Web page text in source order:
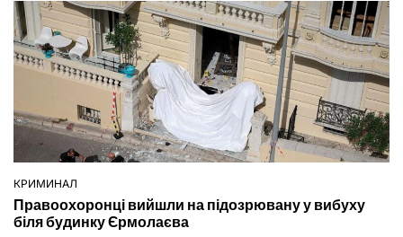
ОПУБЛІКУВАТИ
КРИМИНАЛ
Правоохоронці вийшли на підозрювану у вибуху
біля будинку Єрмолаєва